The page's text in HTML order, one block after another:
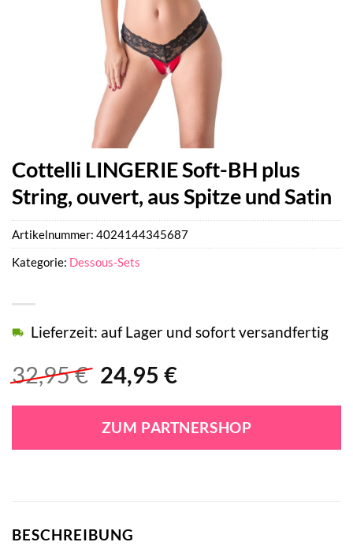
Cottelli LINGERIE Soft-BH plus
String, ouvert, aus Spitze und Satin
32,95€ Ursprünglicher
war:
32,95 €
24,95 €Aktueller
ist:
24,95 €.
Lieferzeit: auf Lager und sofort versandfertig
ZUM PARTNERSHOP
Artikelnummer: 4024144345687
Kategorie: Dessous-Sets
BESCHREIBUNG